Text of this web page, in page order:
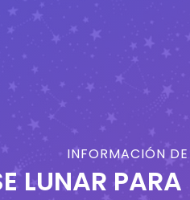
INFORMACIÓN
LUNAR PARA